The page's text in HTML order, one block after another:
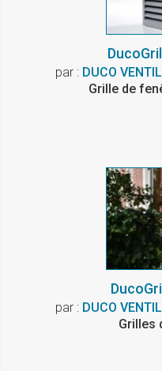
par : DUCO
Grille de
par : DUCO
Grilles